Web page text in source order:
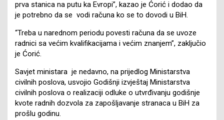
prva stanica na putu ka Evropi”, kazao je Ćorić i dodao da
je potrebno da se vodi računa ko se to dovodi u BiH.
“Treba u narednom periodu povesti računa da se uvoze
radnici sa većim kvalifikacijama i većim znanjem”, zaključio
je Ćorić.
Savjet ministara je nedavno, na prijedlog Ministarstva
civilnih poslova, usvojio Godišnji izvještaj Ministarstva
civilnih poslova o realizaciji odluke o utvrđivanju godišnje
kvote radnih dozvola za zapošljavanje stranaca u BiH za
prošlu godinu.